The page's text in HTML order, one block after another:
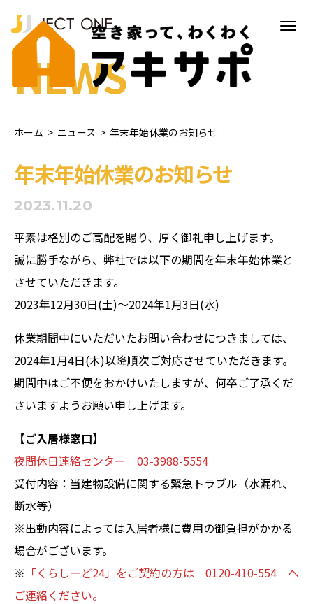
NEWS
ホーム > ニュース > 年末年始休業のお知らせ
年末年始休業のお知らせ
2023.11.20
平素は格別のご高配を賜り、厚く御礼申し上げます。
誠に勝手ながら、弊社では以下の期間を年末年始休業と
させていただきます。
2023年12月30日(土)～2024年1月3日(水)
休業期間中にいただいたお問い合わせにつきましては、
2024年1月4日(木)以降順次ご対応させていただきます。
期間中はご不便をおかけいたしますが、何卒ご了承くだ
さいますようお願い申し上げます。
【ご入居様窓口】
夜間休日連絡センター 03-3988-5554
受付内容：当建物設備に関する緊急トラブル（水漏れ、
断水等）
※出動内容によっては入居者様に費用の御負担がかかる
場合がございます。
※ 「くらしーど24」をご契約の方は 0120-410-554 へ
ご連絡ください。